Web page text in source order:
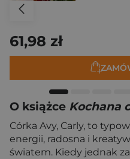
61,98 zł
O książce Kochana
Córka Avy, Carly, to
energii, radosna i
światem. Kiedy jednak